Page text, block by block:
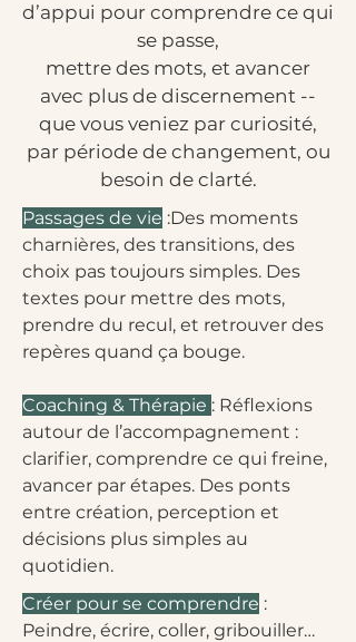
d’appui pour comprendre ce qui
se passe,
mettre des mots, et avancer
avec plus de discernement --
que vous veniez par curiosité,
par période de changement, ou
besoin de clarté.​
Passages de vie :Des moments
charnières, des transitions, des
choix pas toujours simples. Des
textes pour mettre des mots,
prendre du recul, et retrouver des
repères quand ça bouge.
Coaching & Thérapie : Réflexions
autour de l’accompagnement :
clarifier, comprendre ce qui freine,
avancer par étapes. Des ponts
entre création, perception et
décisions plus simples au
quotidien.
Créer pour se comprendre :
Peindre, écrire, coller, gribouiller…